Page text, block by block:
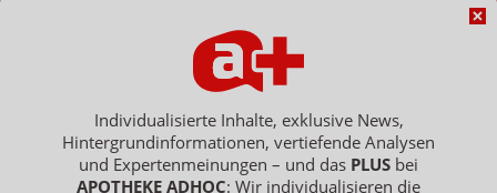
Hinweisgebersystem
Vertrag widerrufen
Individualisierte Inhalte, exklusive News,
Hintergrundinformationen, vertiefende Analysen
und Expertenmeinungen – und das PLUS bei
APOTHEKE ADHOC: Wir individualisieren die